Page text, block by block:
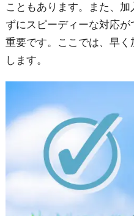
こともあります。また、
ずにスピーディーな対応
重要です。ここでは、早
します。